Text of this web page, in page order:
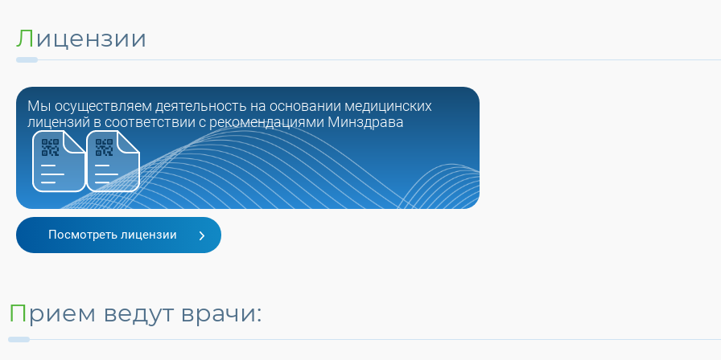
Лицензии
Мы осуществляем деятельность на основании медицинских
лицензий в соответствии с рекомендациями Минздрава
Посмотреть лицензии
Прием ведут врачи: